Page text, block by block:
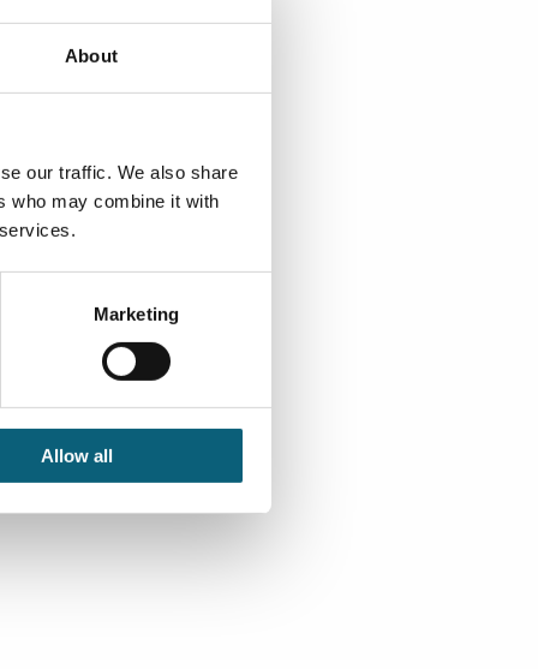
About
our traffic. We also share
who may combine it with
Marketing
Allow all